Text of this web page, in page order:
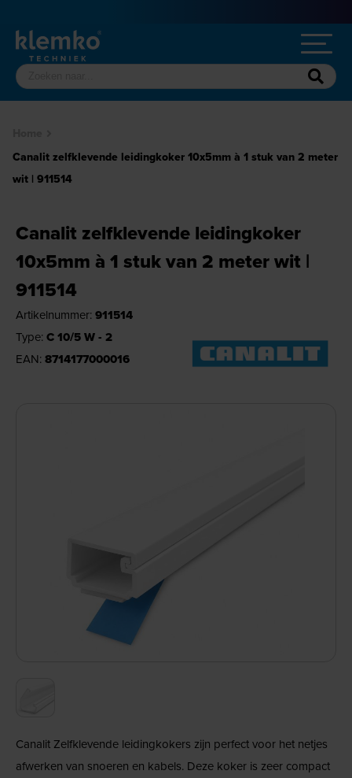
Canalit zelfklevende leidingkoker 10x5mm à 1 stuk van 2 meter
wit | 911514
Canalit zelfklevende leidingkoker
10x5mm à 1 stuk van 2 meter wit |
911514
Artikelnummer: 911514
Type: C 10/5 W - 2
EAN: 8714177000016
Canalit Zelfklevende leidingkokers zijn perfect voor het netjes
afwerken van snoeren en kabels. Deze koker is zeer compact